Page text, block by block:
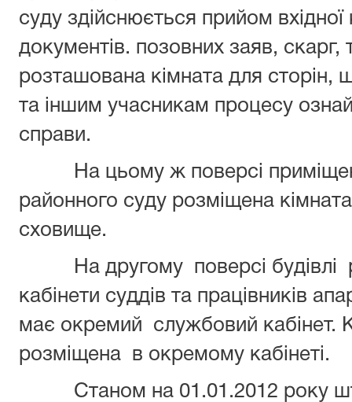
суду здійснюється прийом
документів. позовних заяв,
розташована кімната для сторін,
та іншим учасникам процесу
справи.
На цьому ж поверсі
районного суду розміщена
сховище.
На другому поверсі будівлі
кабінети суддів та працівників
має окремий службовий кабінет.
розміщена в окремому кабінеті.
Станом на 01.01.2012 року